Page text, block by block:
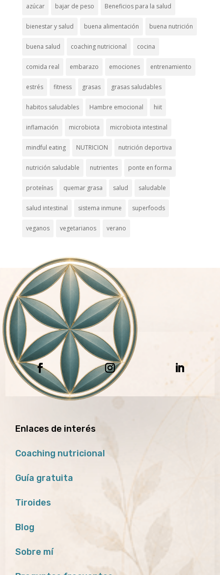
azúcar bajar de peso Beneficios para la salud
bienestar y salud buena alimentación buena nutrición
buena salud coaching nutricional cocina
comida real embarazo emociones entrenamiento
estrés fitness grasas grasas saludables
habitos saludables Hambre emocional hiit
inflamación microbiota microbiota intestinal
mindful eating NUTRICION nutrición deportiva
nutrición saludable nutrientes ponte en forma
proteínas quemar grasa salud saludable
salud intestinal sistema inmune superfoods
veganos vegetarianos verano
Enlaces de interés
Coaching nutricional
Guía gratuita
Tiroides
Blog
Sobre mí